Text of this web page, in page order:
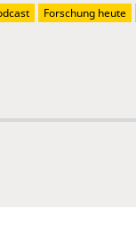
Forschung heute